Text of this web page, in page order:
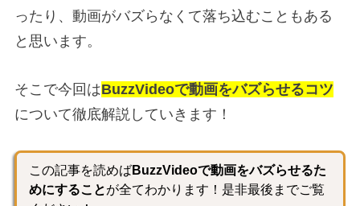
ったり、動画がバズらなくて落ち込むこともある
と思います。
そこで今回はBuzzVideoで動画をバズらせるコツ
について徹底解説していきます！
この記事を読めばBuzzVideoで動画をバズらせるた
めにすることが全てわかります！是非最後までご覧